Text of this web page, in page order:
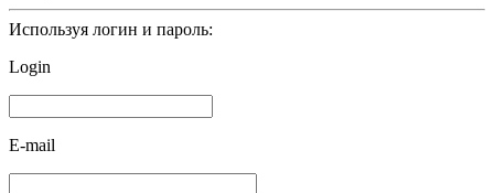
Используя логин и пароль:
Login
E-mail